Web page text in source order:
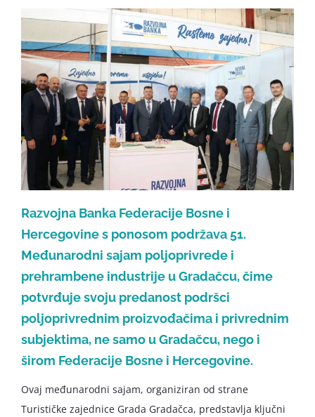
Razvojna Banka Federacije Bosne i
Hercegovine s ponosom podržava 51.
Međunarodni sajam poljoprivrede i
prehrambene industrije u Gradačcu, čime
potvrđuje svoju predanost podršci
poljoprivrednim proizvođačima i privrednim
subjektima, ne samo u Gradačcu, nego i
širom Federacije Bosne i Hercegovine.
Ovaj međunarodni sajam, organiziran od strane
Turističke zajednice Grada Gradačca, predstavlja ključni